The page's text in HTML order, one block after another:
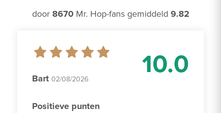
door 8670Mr. Hop-fans gemiddeld 9.82
10.0
Bart 02/08/2026
Positieve punten